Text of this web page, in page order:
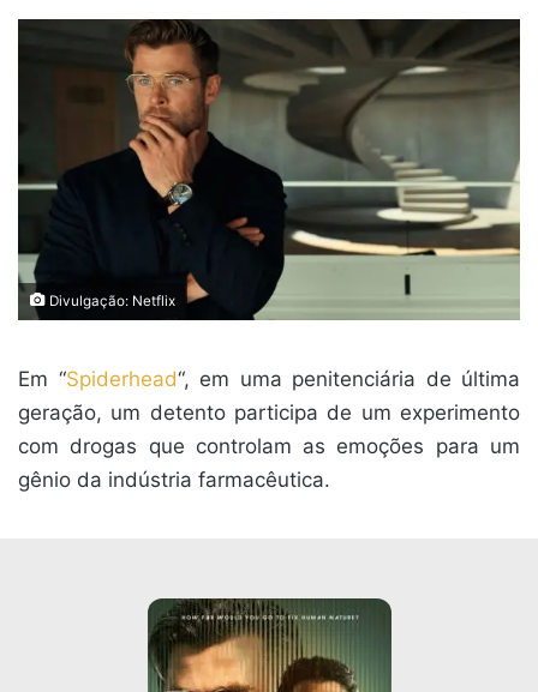
mail
Divulgação: Netflix
Em “Spiderhead“, em uma penitenciária de última
geração, um detento participa de um experimento
com drogas que controlam as emoções para um
gênio da indústria farmacêutica.